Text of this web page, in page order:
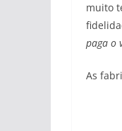
muito
paga o
As